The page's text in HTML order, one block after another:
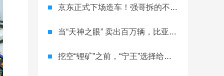
京东正式下场造车！强哥拆的不只是车市，是产业的墙？
当“天神之眼” 卖出百万辆，比亚迪改写的不只是销量榜
挖空“锂矿”之前，“宁王”选择给电池“续命”